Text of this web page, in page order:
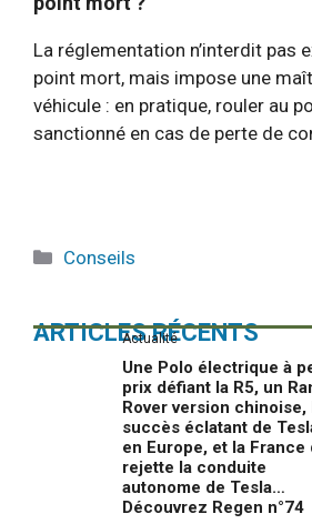
La réglementation n’interdit pas
point mort, mais impose une
véhicule : en pratique, rouler au
sanctionné en cas de perte de
Catégories
Conseils
ARTICLES RÉCENTS
Actualité
Une Polo électrique à
prix défiant la R5, un
Rover version chinoise,
succès éclatant de
en Europe, et la France
rejette la conduite
autonome de Tesla…
Découvrez Regen n°74